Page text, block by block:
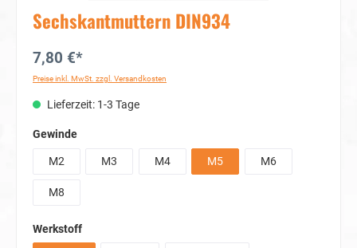
Sechskantmuttern DIN934
7,80 €*
Preise inkl. MwSt. zzgl. Versandkosten
Lieferzeit: 1-3 Tage
Gewindeauswählen
M2 M3 M4 M5 M6
M8
Werkstoffauswählen